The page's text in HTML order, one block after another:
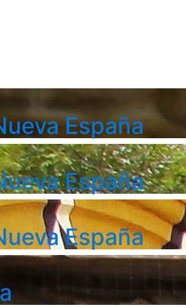
España
España
España